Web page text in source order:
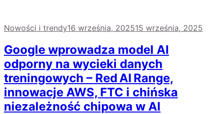
Nowości i trendy16 września, 202515 września, 2025
Google wprowadza model AI
odporny na wycieki danych
treningowych – Red AI Range,
innowacje AWS, FTC i chińska
niezależność chipowa w AI